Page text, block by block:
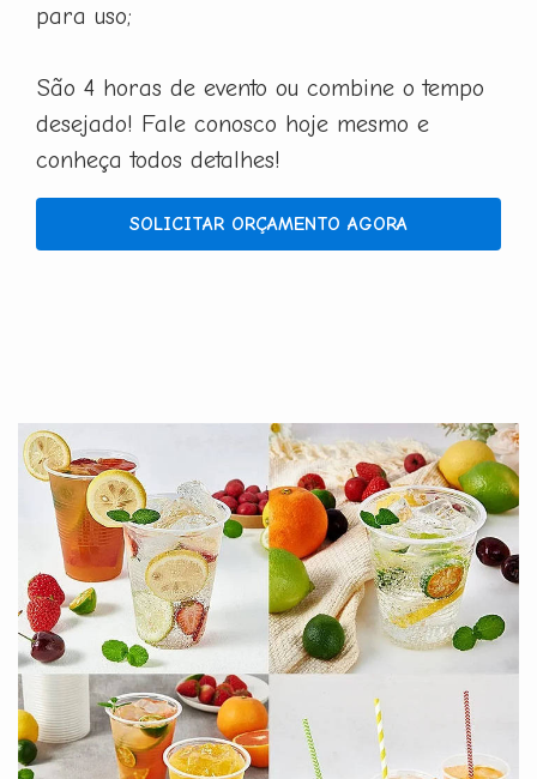
para uso;
São 4 horas de evento ou combine o tempo
desejado! Fale conosco hoje mesmo e
conheça todos detalhes!
SOLICITAR ORÇAMENTO AGORA